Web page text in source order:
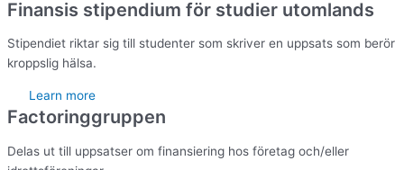
Finansis stipendium för studier utomlands
Stipendiet riktar sig till studenter som skriver en uppsats som berör
kroppslig hälsa.
Learn more
Factoringgruppen
Delas ut till uppsatser om finansiering hos företag och/eller